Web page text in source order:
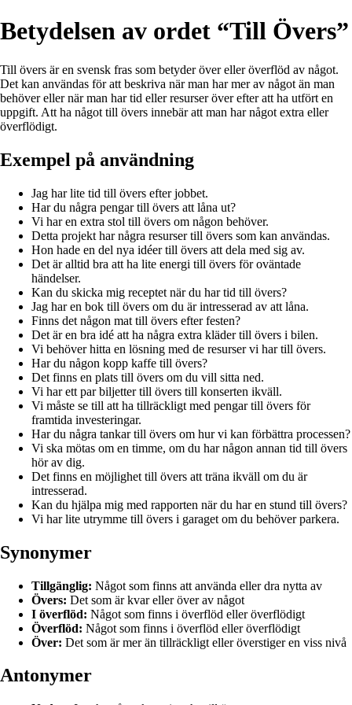
Betydelsen av ordet “Till Övers”
Till övers är en svensk fras som betyder över eller överflöd av något.
Det kan användas för att beskriva när man har mer av något än man
behöver eller när man har tid eller resurser över efter att ha utfört en
uppgift. Att ha något till övers innebär att man har något extra eller
överflödigt.
Exempel på användning
Jag har lite tid till övers efter jobbet.
Har du några pengar till övers att låna ut?
Vi har en extra stol till övers om någon behöver.
Detta projekt har några resurser till övers som kan användas.
Hon hade en del nya idéer till övers att dela med sig av.
Det är alltid bra att ha lite energi till övers för oväntade
händelser.
Kan du skicka mig receptet när du har tid till övers?
Jag har en bok till övers om du är intresserad av att låna.
Finns det någon mat till övers efter festen?
Det är en bra idé att ha några extra kläder till övers i bilen.
Vi behöver hitta en lösning med de resurser vi har till övers.
Har du någon kopp kaffe till övers?
Det finns en plats till övers om du vill sitta ned.
Vi har ett par biljetter till övers till konserten ikväll.
Vi måste se till att ha tillräckligt med pengar till övers för
framtida investeringar.
Har du några tankar till övers om hur vi kan förbättra processen?
Vi ska mötas om en timme, om du har någon annan tid till övers
hör av dig.
Det finns en möjlighet till övers att träna ikväll om du är
intresserad.
Kan du hjälpa mig med rapporten när du har en stund till övers?
Vi har lite utrymme till övers i garaget om du behöver parkera.
Synonymer
Tillgänglig: Något som finns att använda eller dra nytta av
Övers: Det som är kvar eller över av något
I överflöd: Något som finns i överflöd eller överflödigt
Överflöd: Något som finns i överflöd eller överflödigt
Över: Det som är mer än tillräckligt eller överstiger en viss nivå
Antonymer